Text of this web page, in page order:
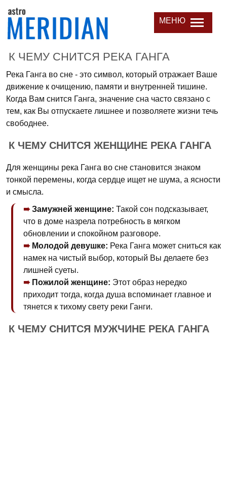
МЕНЮ
К ЧЕМУ СНИТСЯ РЕКА ГАНГА
Река Ганга во сне - это символ, который отражает Ваше
движение к очищению, памяти и внутренней тишине.
Когда Вам снится Ганга, значение сна часто связано с
тем, как Вы отпускаете лишнее и позволяете жизни течь
свободнее.
К ЧЕМУ СНИТСЯ ЖЕНЩИНЕ РЕКА ГАНГА
Для женщины река Ганга во сне становится знаком
тонкой перемены, когда сердце ищет не шума, а ясности
и смысла.
Замужней женщине: Такой сон подсказывает,
что в доме назрела потребность в мягком
обновлении и спокойном разговоре.
Молодой девушке: Река Ганга может сниться как
намек на чистый выбор, который Вы делаете без
лишней суеты.
Пожилой женщине: Этот образ нередко
приходит тогда, когда душа вспоминает главное и
тянется к тихому свету реки Ганги.
К ЧЕМУ СНИТСЯ МУЖЧИНЕ РЕКА ГАНГА